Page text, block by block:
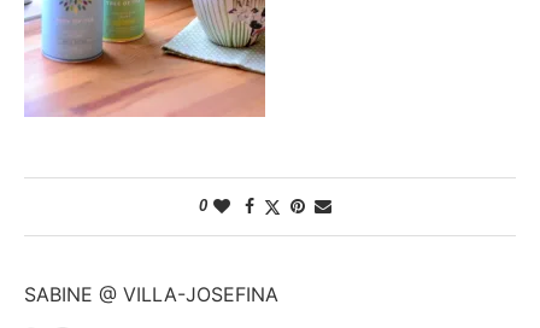
0
SABINE @ VILLA-JOSEFINA